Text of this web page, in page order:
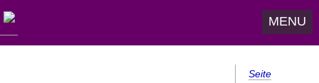
MENU
Seite